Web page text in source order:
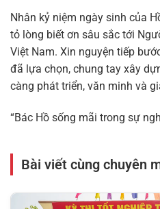
Nhân kỷ niệm ngày sinh của
tỏ lòng biết ơn sâu sắc tới
Việt Nam. Xin nguyện tiếp
đã lựa chọn, chung tay xây
càng phát triển, văn minh và
“Bác Hồ sống mãi trong sự
Bài viết cùng chuyên